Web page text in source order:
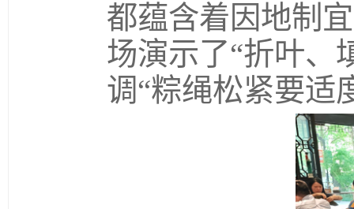
都蕴含着因地制
场演示了“折叶、
调“粽绳松紧要适